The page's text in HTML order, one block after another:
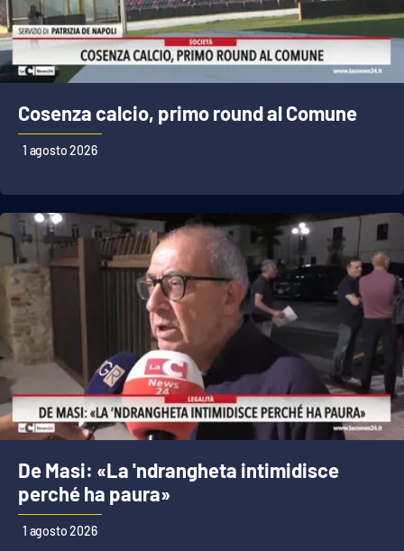
Cosenza calcio, primo round al Comune
1 agosto 2026
De Masi: «La 'ndrangheta intimidisce
perché ha paura»
1 agosto 2026